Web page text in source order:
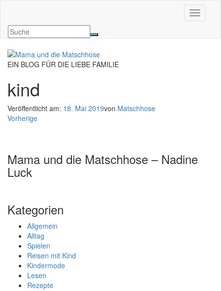
EIN BLOG FÜR DIE LIEBE FAMILIE
kind
Veröffentlicht am: 18. Mai 2019von Matschhose
Vorherige
Mama und die Matschhose – Nadine
Luck
Kategorien
Allgemein
Alltag
Spielen
Reisen mit Kind
Kindermode
Lesen
Rezepte